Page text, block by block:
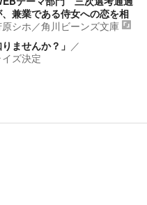
兼業である侍女への恋を相
シホ／角川ビーンズ文庫
ませんか？」 ／
ズ決定